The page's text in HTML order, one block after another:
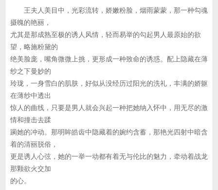
王夫人美目中，光彩流转，娇嫩粉脸，烟雨蒙蒙，那一种勾魂
摄魄的艳丽，
尤其是那成熟至极的诱人风情，轻而易举的勾起男人最原始的欲
望，略施粉黛的
绝美脸庞，嘴角微微上挑，更形成一种致命的诱惑。配上隐藏在薄
纱之下曼妙的
玲珑，一身雪白的肌肤，好似从没经历过阳光的洗礼，丰满的娇躯
在薄纱中透出
惊人的曲线，只要是男人就会兴起一种把她纳入怀中，用无尽的激
情和撞击去蹂
躏她的冲动。那明眸皓齿中隐藏着的婉约含蓄，那艳光四射中暗含
着的清丽脱俗，
更是诱人心弦，她的一举一动都有着无与伦比的魅力，牵动着战龙
那颗欲火交加
的心。